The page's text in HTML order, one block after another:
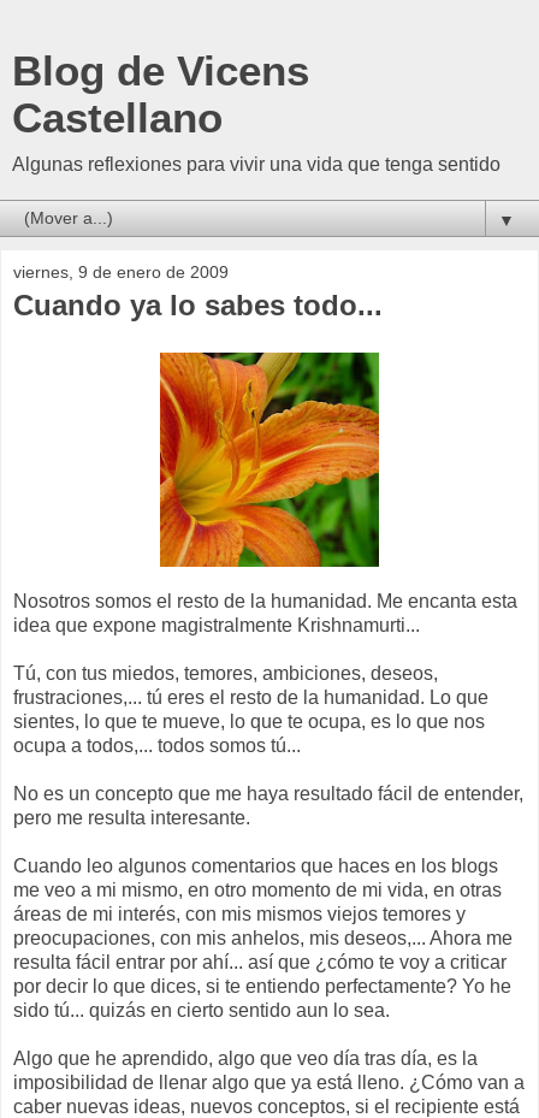
Blog de Vicens
Castellano
Algunas reflexiones para vivir una vida que tenga sentido
▼
viernes, 9 de enero de 2009
Cuando ya lo sabes todo...
Nosotros somos el resto de la humanidad. Me encanta esta
idea que expone magistralmente Krishnamurti...
Tú, con tus miedos, temores, ambiciones, deseos,
frustraciones,... tú eres el resto de la humanidad. Lo que
sientes, lo que te mueve, lo que te ocupa, es lo que nos
ocupa a todos,... todos somos tú...
No es un concepto que me haya resultado fácil de entender,
pero me resulta interesante.
Cuando leo algunos comentarios que haces en los blogs
me veo a mi mismo, en otro momento de mi vida, en otras
áreas de mi interés, con mis mismos viejos temores y
preocupaciones, con mis anhelos, mis deseos,... Ahora me
resulta fácil entrar por ahí... así que ¿cómo te voy a criticar
por decir lo que dices, si te entiendo perfectamente? Yo he
sido tú... quizás en cierto sentido aun lo sea.
Algo que he aprendido, algo que veo día tras día, es la
imposibilidad de llenar algo que ya está lleno. ¿Cómo van a
caber nuevas ideas, nuevos conceptos, si el recipiente está